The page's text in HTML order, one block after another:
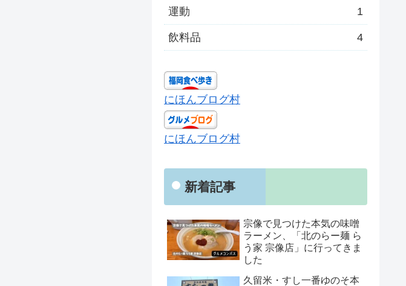
運動 1
飲料品 4
にほんブログ村
にほんブログ村
新着記事
宗像で見つけた本気の味噌
ラーメン、「北のらー麺 ら
う家 宗像店」に行ってきま
した
久留米・すし一番ゆのそ本